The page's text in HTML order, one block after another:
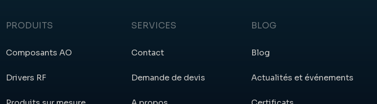
PRODUITS
Composants AO
Drivers RF
SERVICES
Contact
Demande de devis
BLOG
Blog
Actualités et événements